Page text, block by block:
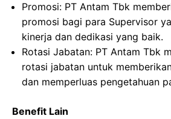
Promosi: PT Antam Tbk
promosi bagi para Supervisor
kinerja dan dedikasi yang baik.
Rotasi Jabatan: PT Antam Tbk
rotasi jabatan untuk
dan memperluas pengetahuan
Benefit Lain